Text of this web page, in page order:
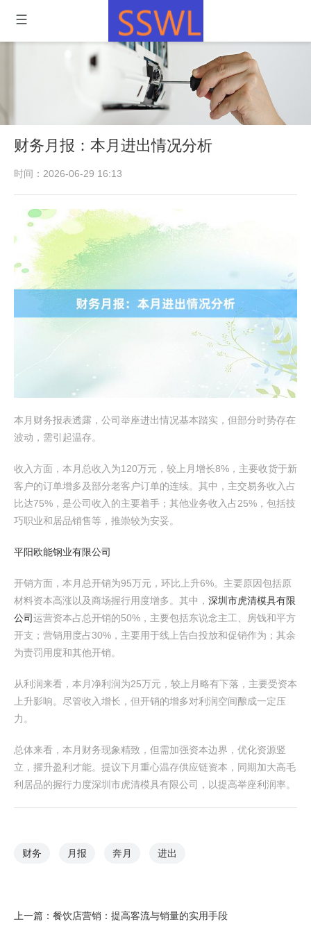
财务月报：本月进出情况分析
时间：2026-06-29 16:13
本月财务报表透露，公司举座进出情况基本踏实，但部分时势存在
波动，需引起温存。
收入方面，本月总收入为120万元，较上月增长8%，主要收货于新
客户的订单增多及部分老客户订单的连续。其中，主交易务收入占
比达75%，是公司收入的主要着手；其他业务收入占25%，包括技
巧职业和居品销售等，推崇较为安妥。
平阳欧能钢业有限公司
开销方面，本月总开销为95万元，环比上升6%。主要原因包括原
材料资本高涨以及商场握行用度增多。其中， 深圳市虎清模具有限
公司运营资本占总开销的50%，主要包括东说念主工、房钱和平方
开支；营销用度占30%，主要用于线上告白投放和促销作为；其余
为责罚用度和其他开销。
从利润来看，本月净利润为25万元，较上月略有下落，主要受资本
上升影响。尽管收入增长，但开销的增多对利润空间酿成一定压
力。
总体来看，本月财务现象精致，但需加强资本边界，优化资源竖
立，擢升盈利才能。提议下月重心温存供应链资本，同期加大高毛
利居品的握行力度深圳市虎清模具有限公司，以提高举座利润率。
财务 月报 奔月 进出
上一篇： 餐饮店营销：提高客流与销量的实用手段